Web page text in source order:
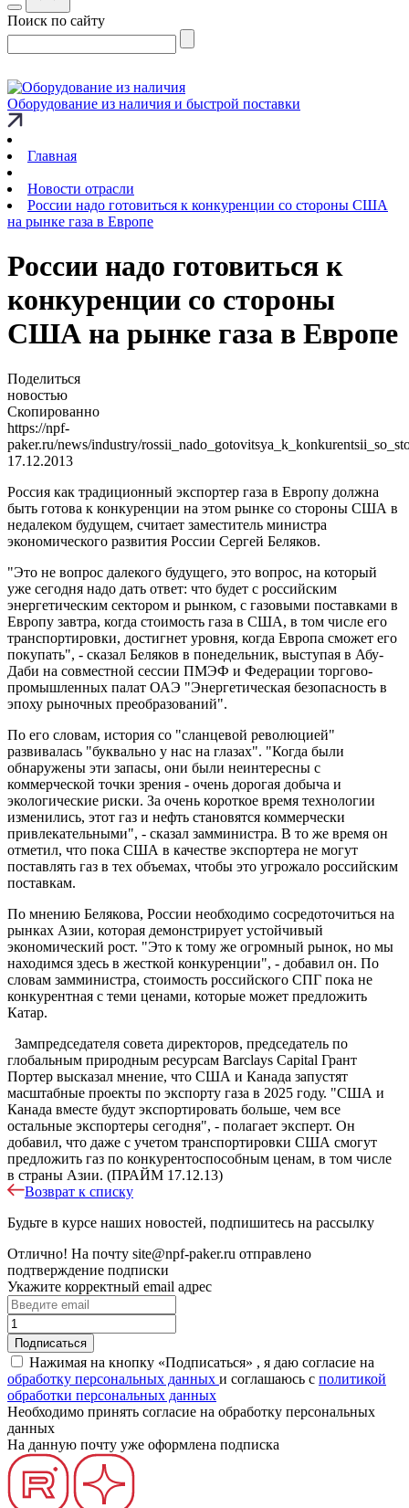
Поиск по сайту
Оборудование из наличия и быстрой поставки
Главная
Новости отрасли
России надо готовиться к конкуренции со стороны США
на рынке газа в Европе
России надо готовиться к
конкуренции со стороны
США на рынке газа в Европе
Поделиться
новостью
Скопированно
https://npf-
paker.ru/news/industry/
17.12.2013
Россия как традиционный экспортер газа в Европу должна
быть готова к конкуренции на этом рынке со стороны США в
недалеком будущем, считает заместитель министра
экономического развития России Сергей Беляков.
"Это не вопрос далекого будущего, это вопрос, на который
уже сегодня надо дать ответ: что будет с российским
энергетическим сектором и рынком, с газовыми поставками в
Европу завтра, когда стоимость газа в США, в том числе его
транспортировки, достигнет уровня, когда Европа сможет его
покупать", - сказал Беляков в понедельник, выступая в Абу-
Даби на совместной сессии ПМЭФ и Федерации торгово-
промышленных палат ОАЭ "Энергетическая безопасность в
эпоху рыночных преобразований".
По его словам, история со "сланцевой революцией"
развивалась "буквально у нас на глазах". "Когда были
обнаружены эти запасы, они были неинтересны с
коммерческой точки зрения - очень дорогая добыча и
экологические риски. За очень короткое время технологии
изменились, этот газ и нефть становятся коммерчески
привлекательными", - сказал замминистра. В то же время он
отметил, что пока США в качестве экспортера не могут
поставлять газ в тех объемах, чтобы это угрожало российским
поставкам.
По мнению Белякова, России необходимо сосредоточиться на
рынках Азии, которая демонстрирует устойчивый
экономический рост. "Это к тому же огромный рынок, но мы
находимся здесь в жесткой конкуренции", - добавил он. По
словам замминистра, стоимость российского СПГ пока не
конкурентная с теми ценами, которые может предложить
Катар.
Зампредседателя совета директоров, председатель по
глобальным природным ресурсам Barclays Capital Грант
Портер высказал мнение, что США и Канада запустят
масштабные проекты по экспорту газа в 2025 году. "США и
Канада вместе будут экспортировать больше, чем все
остальные экспортеры сегодня", - полагает эксперт. Он
добавил, что даже с учетом транспортировки США смогут
предложить газ по конкурентоспособным ценам, в том числе
в страны Азии. (ПРАЙМ 17.12.13)
Возврат к списку
Будьте в курсе наших новостей, подпишитесь на рассылку
Отлично! На почту site@npf-paker.ru отправлено
подтверждение подписки
Укажите корректный email адрес
Нажимая на кнопку «Подписаться» , я даю согласие на
обработку персональных данных и соглашаюсь c политикой
обработки персональных данных
Необходимо принять согласие на обработку персональных
данных
На данную почту уже оформлена подписка